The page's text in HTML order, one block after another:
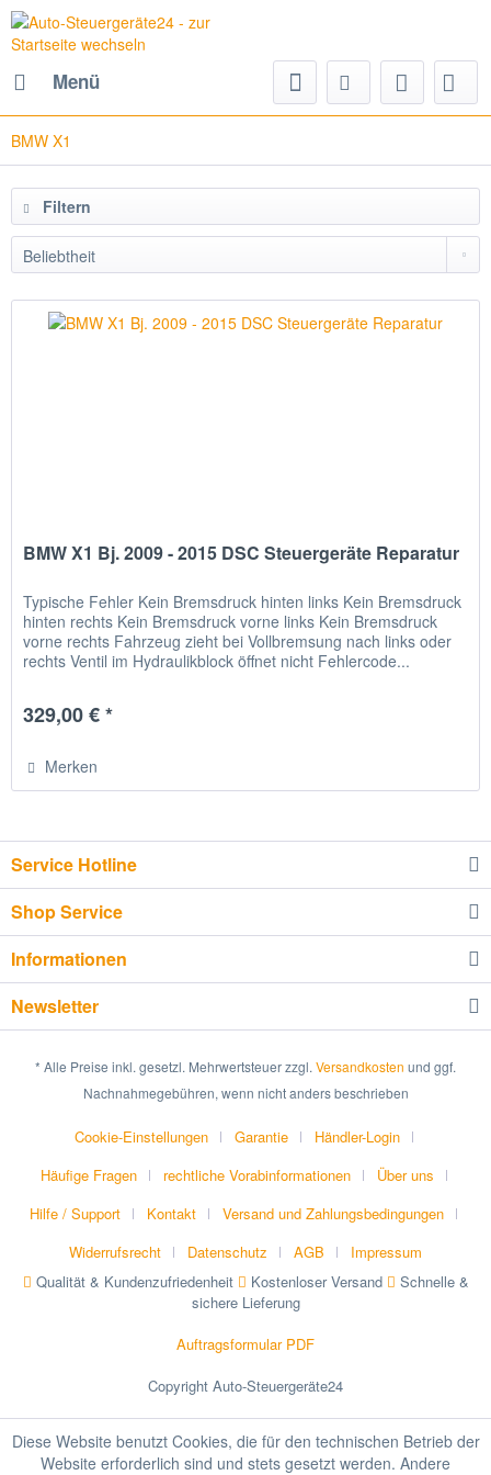
Menü
BMW X1
Filtern
BMW X1 Bj. 2009 - 2015 DSC Steuergeräte Reparatur
Typische Fehler Kein Bremsdruck hinten links Kein Bremsdruck
hinten rechts Kein Bremsdruck vorne links Kein Bremsdruck
vorne rechts Fahrzeug zieht bei Vollbremsung nach links oder
rechts Ventil im Hydraulikblock öffnet nicht Fehlercode...
329,00 € *
Merken
Service Hotline
Shop Service
Informationen
Newsletter
* Alle Preise inkl. gesetzl. Mehrwertsteuer zzgl. Versandkosten und ggf.
Nachnahmegebühren, wenn nicht anders beschrieben
Cookie-Einstellungen Garantie
Händler-Login
Häufige Fragen
rechtliche Vorabinformationen
Über uns
Hilfe / Support
Kontakt
Versand und Zahlungsbedingungen
Widerrufsrecht
Datenschutz AGB
Impressum
Qualität & Kundenzufriedenheit
Kostenloser Versand
Schnelle &
sichere Lieferung
Auftragsformular PDF
Copyright Auto-Steuergeräte24
Diese Website benutzt Cookies, die für den technischen Betrieb der
Website erforderlich sind und stets gesetzt werden. Andere